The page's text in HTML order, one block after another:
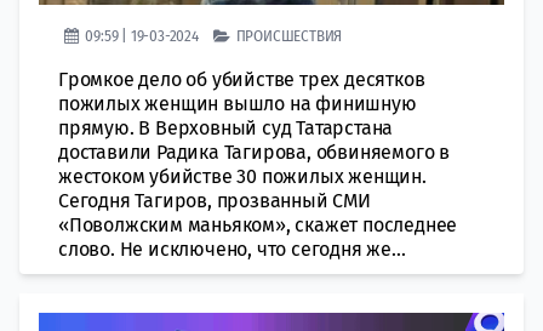
09:59 | 19-03-2024 ПРОИСШЕСТВИЯ
Громкое дело об убийстве трех десятков
пожилых женщин вышло на финишную
прямую. В Верховный суд Татарстана
доставили Радика Тагирова, обвиняемого в
жестоком убийстве 30 пожилых женщин.
Сегодня Тагиров, прозванный СМИ
«Поволжским маньяком», скажет последнее
слово. Не исключено, что сегодня же...